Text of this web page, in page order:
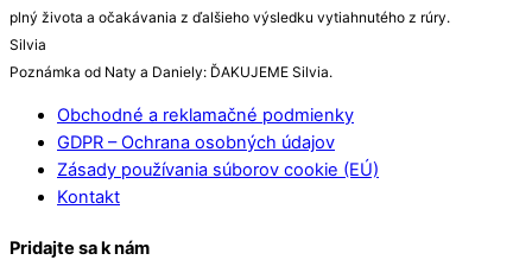
plný života a očakávania z ďalšieho výsledku vytiahnutého z rúry.
Silvia
Poznámka od Naty a Daniely: ĎAKUJEME Silvia.
Obchodné a reklamačné podmienky
GDPR – Ochrana osobných údajov
Zásady používania súborov cookie (EÚ)
Kontakt
Pridajte sa k nám